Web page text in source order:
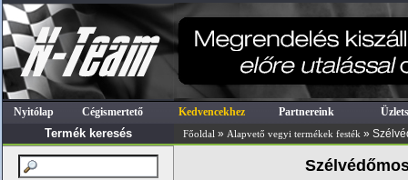
Nyitólap Cégismertető Kedvencekhez Partnereink
Termék keresés Főoldal » Alapvető vegyi termékek festék »